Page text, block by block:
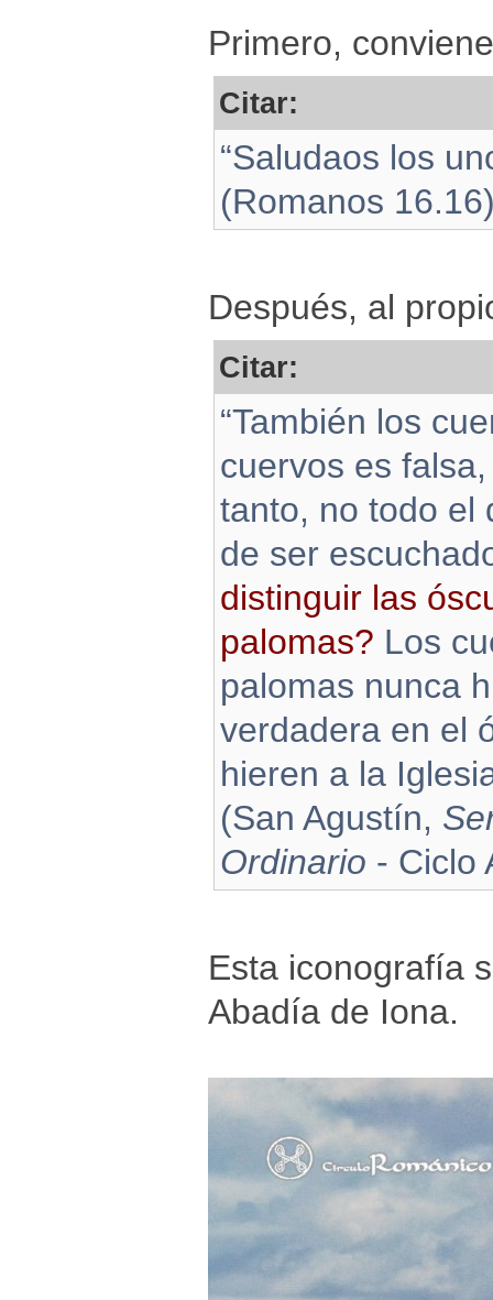
Primero,
Citar:
“Saludaos los
(Romanos
Después, al
Citar:
“También los
cuervos es
tanto, no todo el
de ser
distinguir las
palomas? Los
palomas nunca
verdadera en el
hieren a la
(San Agustín,
Ordinario - Ciclo
Esta iconografía
Abadía de Iona.